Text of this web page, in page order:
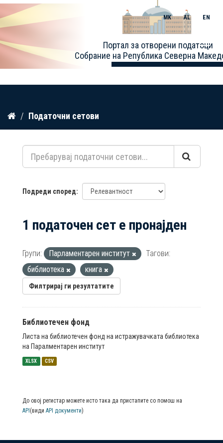
Прескокнете
содржина
Портал за отворени податоци
Собрание на Република Северна
MK AL EN
Toggle
Податочни сетови
Подреди според
1 податочен сет е пронајден
Групи: Парламентарен институт
Тагови:
библиотека
книга
Филтрирај ги резултатите
Библиотечен фонд
Листа на библиотечен фонд на истражувачката библиотека
на Паралментарен институт
XLSX CSV
До овој регистар можете исто така да пристапите со помош на
API (види API документи)